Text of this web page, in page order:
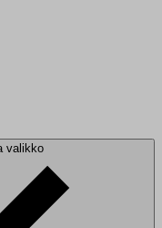
valikko